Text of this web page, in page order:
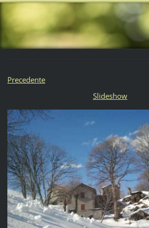
Precedente
Slideshow